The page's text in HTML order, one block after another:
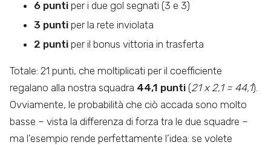
6 punti per i due gol segnati (3 e 3)
3 punti per la rete inviolata
2 punti per il bonus vittoria in trasferta
Totale: 21 punti, che moltiplicati per il coefficiente
regalano alla nostra squadra 44,1 punti (21 x 2,1 = 44,1).
Ovviamente, le probabilità che ciò accada sono molto
basse – vista la differenza di forza tra le due squadre –
ma l’esempio rende perfettamente l’idea: se volete